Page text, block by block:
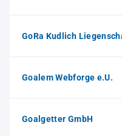
GoRa Kudlich
Goalem Webforge e.U.
Goalgetter GmbH